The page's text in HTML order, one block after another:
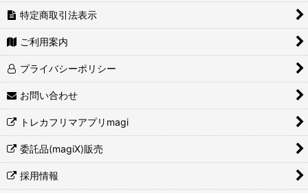
特定商取引法表示
ご利用案内
プライバシーポリシー
お問い合わせ
トレカフリマアプリmagi
委託品(magiX)販売
採用情報